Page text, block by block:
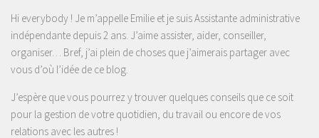
Hi everybody ! Je m’appelle Emilie et je suis Assistante administrative
indépendante depuis 2 ans. J’aime assister, aider, conseiller,
organiser… Bref, j’ai plein de choses que j’aimerais partager avec
vous d’où l’idée de ce blog.
J’espère que vous pourrez y trouver quelques conseils que ce soit
pour la gestion de votre quotidien, du travail ou encore de vos
relations avec les autres !